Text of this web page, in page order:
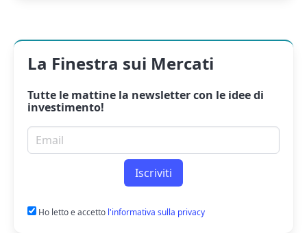
La Finestra sui Mercati
Tutte le mattine la newslettercon le idee di
investimento!
Email per newsletter
Iscriviti
Ho letto e accetto l'informativa sulla privacy